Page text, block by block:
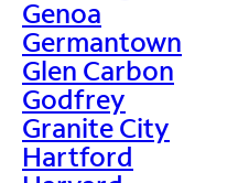
Genoa
Germantown
Glen Carbon
Godfrey
Granite City
Hartford